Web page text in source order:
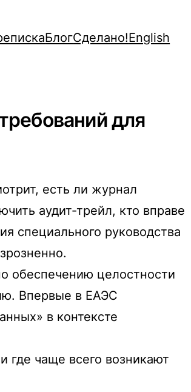
БлогСделано!English
для
есть ли журнал
аудит-трейл, кто вправе
специального руководства
обеспечению целостности
Впервые в ЕАЭС
в контексте
где чаще всего возникают